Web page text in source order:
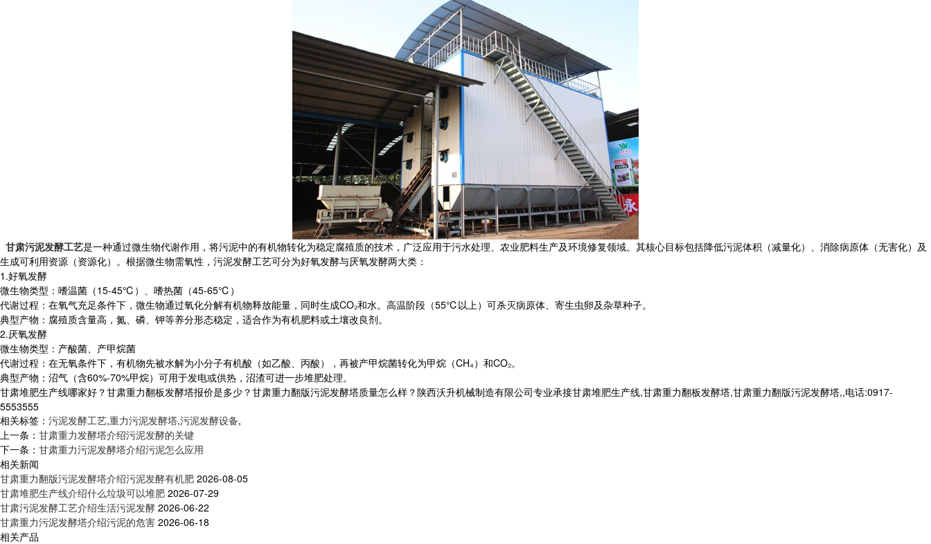
甘肃污泥发酵工艺是一种通过微生物代谢作用，将污泥中的有机物转化为稳定腐殖质的技术，广泛应用于污水处理、农业肥料生产及环境修复领域。其核心目标包括降低污泥体积（减量化）、消除病原体（无害化）及
生成可利用资源（资源化）。根据微生物需氧性，污泥发酵工艺可分为‌好氧发酵‌与‌厌氧发酵‌两大类：
1.好氧发酵‌
‌微生物类型‌：嗜温菌（15-45℃）、嗜热菌（45-65℃）
‌代谢过程‌：在氧气充足条件下，微生物通过氧化分解有机物释放能量，同时生成CO₂和水。高温阶段（55℃以上）可杀灭病原体、寄生虫卵及杂草种子。
‌典型产物‌：腐殖质含量高，氮、磷、钾等养分形态稳定，适合作为有机肥料或土壤改良剂。
‌2.厌氧发酵‌
‌微生物类型‌：产酸菌、产甲烷菌
‌代谢过程‌：在无氧条件下，有机物先被水解为小分子有机酸（如乙酸、丙酸），再被产甲烷菌转化为甲烷（CH₄）和CO₂。
‌典型产物‌：沼气（含60%-70%甲烷）可用于发电或供热，沼渣可进一步堆肥处理。
甘肃堆肥生产线哪家好？甘肃重力翻板发酵塔报价是多少？甘肃重力翻版污泥发酵塔质量怎么样？陕西沃升机械制造有限公司专业承接甘肃堆肥生产线,甘肃重力翻板发酵塔,甘肃重力翻版污泥发酵塔,,电话:0917-
5553555
相关标签： 污泥发酵工艺,重力污泥发酵塔,污泥发酵设备,
上一条： 甘肃重力发酵塔介绍污泥发酵的关键
下一条： 甘肃重力污泥发酵塔介绍污泥怎么应用
相关新闻
甘肃重力翻版污泥发酵塔介绍污泥发酵有机肥 2026-08-05
甘肃堆肥生产线介绍什么垃圾可以堆肥 2026-07-29
甘肃污泥发酵工艺介绍生活污泥发酵 2026-06-22
甘肃重力污泥发酵塔介绍污泥的危害 2026-06-18
相关产品